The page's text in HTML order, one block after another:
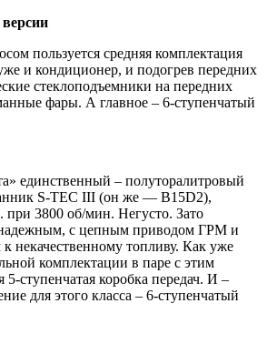
пользуется средняя комплектация
и кондиционер, и подогрев передних
стеклоподъемники на передних
фары. А главное – 6-ступенчатый
единственный – полуторалитровый
S-TEC III (он же — B15D2),
3800 об/мин. Негусто. Зато
надежным, с цепным приводом ГРМ и
некачественному топливу. Как уже
комплектации в паре с этим
5-ступенчатая коробка передач. И –
для этого класса – 6-ступенчатый